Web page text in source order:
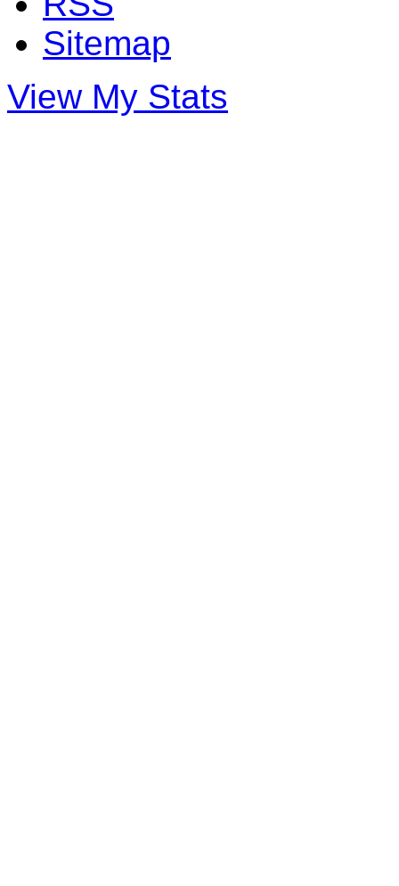
Sitemap
View My Stats